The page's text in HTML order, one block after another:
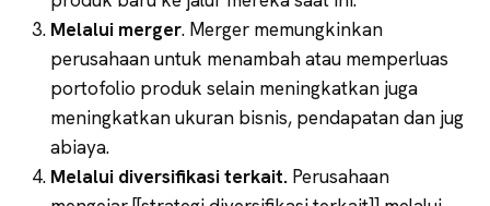
Melalui merger. Merger memungkinkan
perusahaan untuk menambah atau memperluas
portofolio produk selain meningkatkan juga
meningkatkan ukuran bisnis, pendapatan dan jug
abiaya.
Melalui diversifikasi terkait. Perusahaan